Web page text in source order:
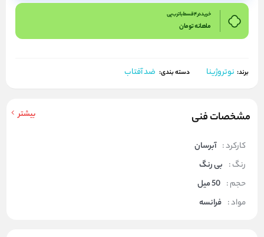
خرید در 4 قسط با ترب پی
ماهانهتومان
برند: نوتروژینا دسته بندی: ضد آفتاب
مشخصات فنی بیشتر
کارکرد : آبرسان
رنگ : بی رنگ
حجم : 50 میل
مواد : فرانسه